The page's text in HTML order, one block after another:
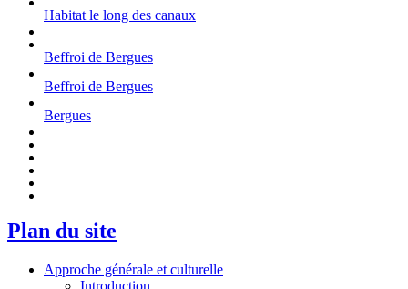
Habitat le long des canaux
Beffroi de Bergues
Beffroi de Bergues
Bergues
Plan du site
Approche générale et culturelle